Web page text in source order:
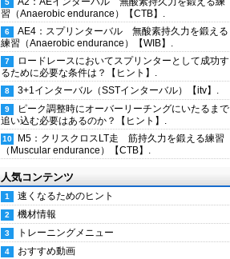
習（Anaerobic endurance）【CTB】.
AE4：スプリンターバル 無酸素持久力を鍛える
練習（Anaerobic endurance）【WIB】.
ロードレースにおいてスプリンターとして成功す
るために必要な条件は？【ヒント】.
3+1インターバル（SSTインターバル）【itv】.
ピーク調整時にオーバーリーチングにいたるまで
追い込む必要はあるのか？【ヒント】.
M5：クリスクロスLT走 筋持久力を鍛える練習
（Muscular endurance）【CTB】.
人気コンテンツ
速くなるためのヒント
機材情報
トレーニングメニュー
おすすめ動画